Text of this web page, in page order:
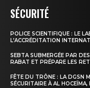
SÉCURITÉ
POLICE SCIENTIFIQUE : LE
L’ACCRÉDITATION
SEBTA SUBMERGÉE PAR
RABAT ET PRÉPARE LES
FÊTE DU TRÔNE : LA DGSN
SÉCURITAIRE À AL HOCEÏMA,